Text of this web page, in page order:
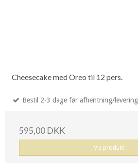
Cheesecake med Oreo til 12 pers.
Bestil 2-3 dage før afhentning/levering
595,00 DKK
Vis produkt